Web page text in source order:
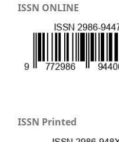
ISSN ONLINE
ISSN Printed